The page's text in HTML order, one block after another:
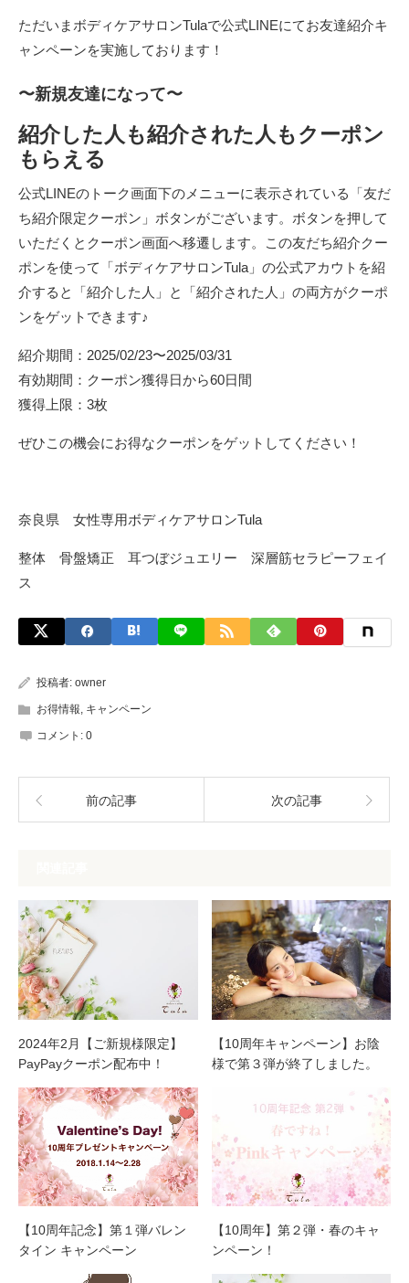
ただいまボディケアサロンTulaで公式LINEにてお友達紹介キ
ャンペーンを実施しております！
〜新規友達になって〜
紹介した人も紹介された人もクーポン
もらえる
公式LINEのトーク画面下のメニューに表示されている「友だ
ち紹介限定クーポン」ボタンがございます。ボタンを押して
いただくとクーポン画面へ移遷します。この友だち紹介クー
ポンを使って
「ボディケアサロンTula」の公式アカウトを紹
介すると「紹介した人」と「紹介された人」の両方がクーポ
ンをゲットできます♪
紹介期間：2025/02/23〜2025/03/31
有効期間：クーポン獲得日から60日間
獲得上限：3枚
ぜひこの機会にお得なクーポンをゲットしてください！
奈良県 女性専用ボディケアサロンTula
整体 骨盤矯正 耳つぼジュエリー 深層筋セラピーフェイ
ス
投稿者: owner
お得情報 キャンペーン
コメント: 0
前の記事 次の記事
2024年2月【ご新規様限定】
PayPayクーポン配布中！
【10周年キャンペーン】お陰
様で第３弾が終了しました。
【10周年記念】第１弾バレン
タイン キャンペーン
【10周年】第２弾・春のキャ
ンペーン！